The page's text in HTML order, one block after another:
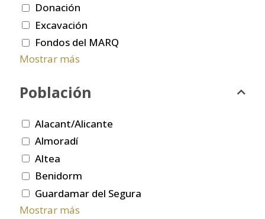
Donación
Excavación
Fondos del MARQ
Mostrar más
Población
Alacant/Alicante
Almoradí
Altea
Benidorm
Guardamar del Segura
Mostrar más